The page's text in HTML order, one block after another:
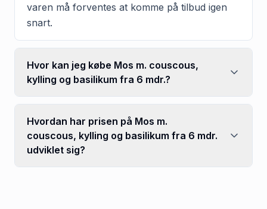
varen må forventes at komme på tilbud igen
snart.
Hvor kan jeg købe Mos m. couscous,
kylling og basilikum fra 6 mdr.?
Hvordan har prisen på Mos m.
couscous, kylling og basilikum fra 6 mdr.
udviklet sig?